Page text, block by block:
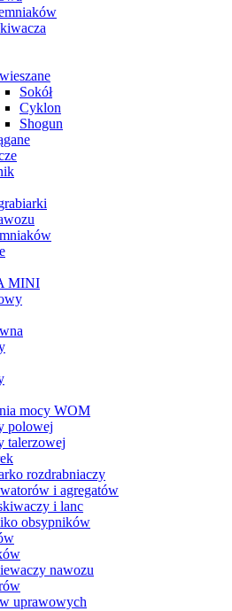
Sokół
Cyklon
Shogun
MINI
mocy WOM
polowej
talerzowej
rozdrabniaczy
i agregatów
i lanc
obsypników
nawozu
uprawowych